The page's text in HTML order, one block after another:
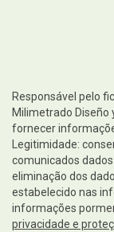
Responsável pelo
Milimetrado Diseño
fornecer
Legitimidade:
comunicados
eliminação dos
estabelecido nas
informações
privacidade e